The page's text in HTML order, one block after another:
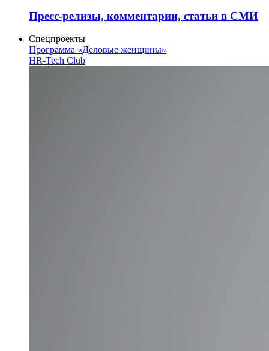
Пресс-релизы, комментарии, статьи в СМИ
Спецпроекты
Программа «Деловые женщины»
HR-Tech Club